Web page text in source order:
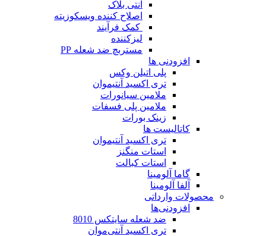
آنتی بلاک
اصلاح کننده ویسکوزیته
کمک فرآیند
لیزکننده
مستربچ ضد شعله PP
افزودنی ها
پلی اتیلن وکس
تری اکسید آنتیموان
ملامین سیانورات
ملامین پلی فسفات
زینک بورات
کاتالیست ها
تری اکسید آنتیموان
استات منگنز
استات کبالت
گاما آلومینا
آلفا آلومینا
محصولات وارداتی
افزودنی‌ها
ضد شعله سایتکس 8010
تری اکسید آنتی‌موان